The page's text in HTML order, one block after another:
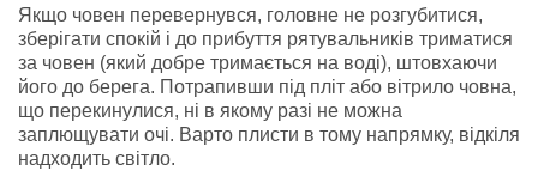
Якщо човен перевернувся, головне не розгубитися,
зберігати спокій і до прибуття рятувальників триматися
за човен (який добре тримається на воді), штовхаючи
його до берега. Потрапивши під пліт або вітрило човна,
що перекинулися, ні в якому разі не можна
заплющувати очі. Варто плисти в тому напрямку, відкіля
надходить світло.